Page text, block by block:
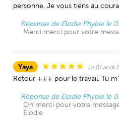
personne. Je vous tiens au
Réponse de Elodie Phybie le
Merci merci pour votre
Yaya Le 01 août
Retour +++ pour le travail. Tu
Réponse de Elodie Phybie le
Oh merci pour votre
Élodie